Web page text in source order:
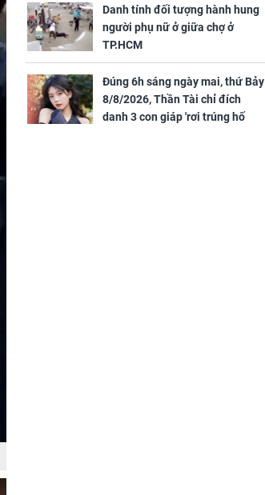
Rằm, chính thức hết khổ
Danh tính đối tượng hành hung
người phụ nữ ở giữa chợ ở
TP.HCM
Đúng 6h sáng ngày mai, thứ Bảy
8/8/2026, Thần Tài chỉ đích
danh 3 con giáp 'rơi trúng hố